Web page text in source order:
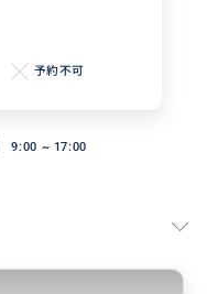
予約不可
9:00 ~ 17:00